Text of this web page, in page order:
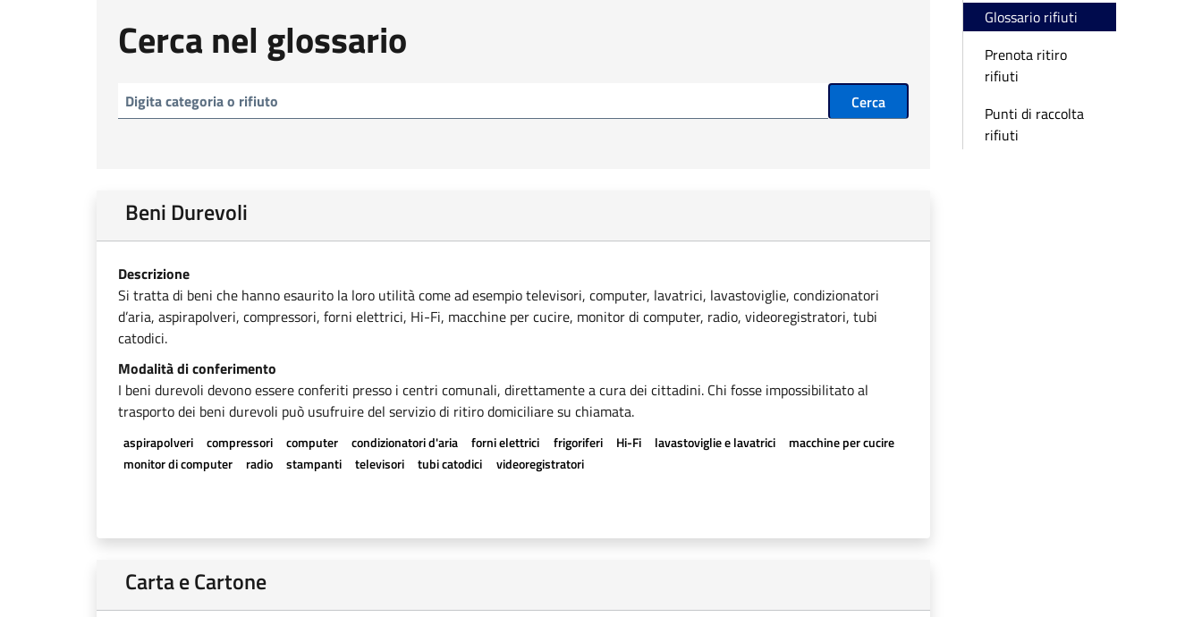
Cerca nel glossario
Cerca
Beni Durevoli
Descrizione
Si tratta di beni che hanno esaurito la loro utilità come ad esempio televisori, computer, lavatrici, lavastoviglie, condizionatori
d’aria, aspirapolveri, compressori, forni elettrici, Hi-Fi, macchine per cucire, monitor di computer, radio, videoregistratori, tubi
catodici.
Modalità di conferimento
I beni durevoli devono essere conferiti presso i centri comunali, direttamente a cura dei cittadini. Chi fosse impossibilitato al
trasporto dei beni durevoli può usufruire del servizio di ritiro domiciliare su chiamata.
aspirapolveri compressori computer condizionatori d'aria forni elettrici frigoriferi Hi-Fi lavastoviglie e lavatrici
macchine per cucire
monitor di computer
radio stampanti televisori tubi catodici videoregistratori
Carta e Cartone
Glossario rifiuti
Prenota ritiro
rifiuti
Punti di raccolta
rifiuti